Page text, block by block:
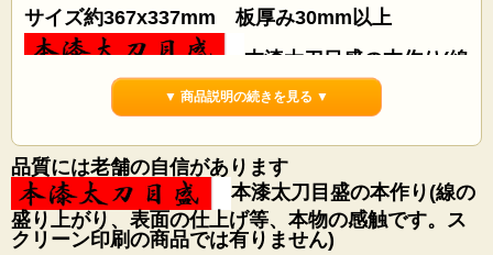
サイズ約367x337mm 板厚み30mm以上
本漆太刀目盛の本作り(線
の盛り上がり、表面の仕上げ等、本物の感触で
す。スクリーン印刷の商品では有りません)
裏面フエルト貼り（No.5）
▼ 商品説明の続きを見る ▼
品質には老舗の自信があります
本漆太刀目盛の本作り(線の
盛り上がり、表面の仕上げ等、本物の感触です。ス
クリーン印刷の商品では有りません)